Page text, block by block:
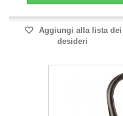
Aggiungi alla lista dei
desideri